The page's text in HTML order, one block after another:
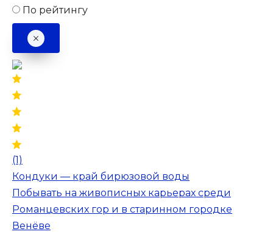
По рейтингу
(1)
Кондуки — край бирюзовой воды
Побывать на живописных карьерах среди
Романцевских гор и в старинном городке
Венёве